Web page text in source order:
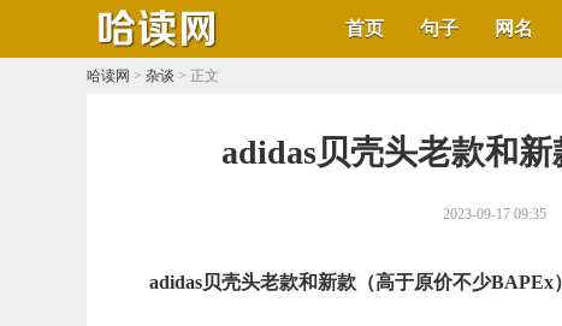
首页 句子 网名
哈读网 > 杂谈 > 正文
​adidas贝壳头老款和新
2023-09-17 09:35
adidas贝壳头老款和新款（高于原价不少BAPEx）